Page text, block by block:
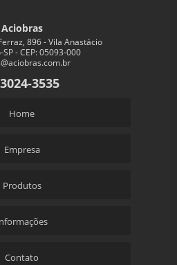
Aciobras
896 - Vila Anastácio
SP - CEP: 05093-000
3024-3535
Home
Empresa
Produtos
Contato